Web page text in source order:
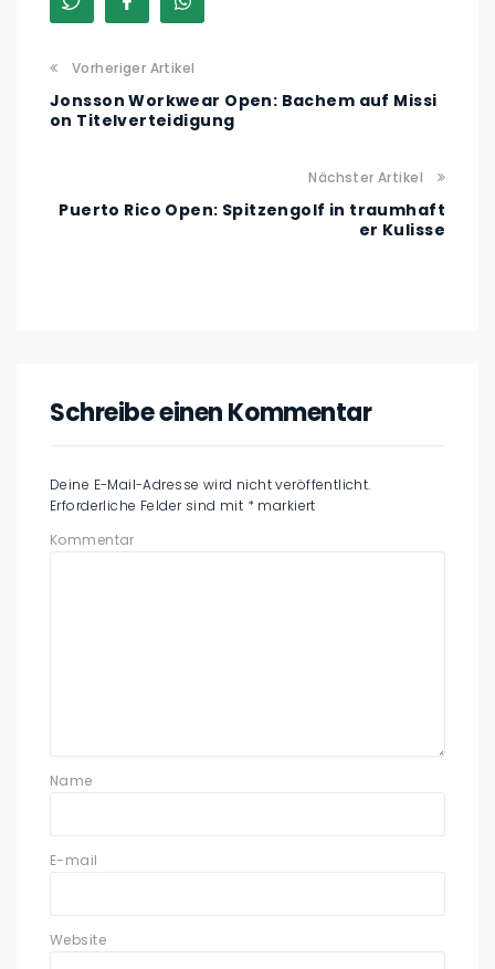
Vorheriger Artikel
Jonsson Workwear Open: Bachem auf Missi
on Titelverteidigung
Nächster Artikel
Puerto Rico Open: Spitzengolf in traumhaft
er Kulisse
Schreibe einen Kommentar
Deine E-Mail-Adresse wird nicht veröffentlicht.
Erforderliche Felder sind mit * markiert
Kommentar
Name
E-mail
Website